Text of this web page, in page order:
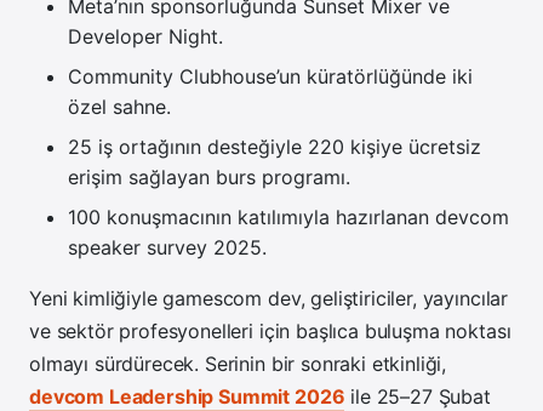
Meta’nın sponsorluğunda Sunset Mixer ve
Developer Night.
Community Clubhouse’un küratörlüğünde iki
özel sahne.
25 iş ortağının desteğiyle 220 kişiye ücretsiz
erişim sağlayan burs programı.
100 konuşmacının katılımıyla hazırlanan devcom
speaker survey 2025.
Yeni kimliğiyle gamescom dev, geliştiriciler, yayıncılar
ve sektör profesyonelleri için başlıca buluşma noktası
olmayı sürdürecek. Serinin bir sonraki etkinliği,
devcom Leadership Summit 2026 ile 25–27 Şubat